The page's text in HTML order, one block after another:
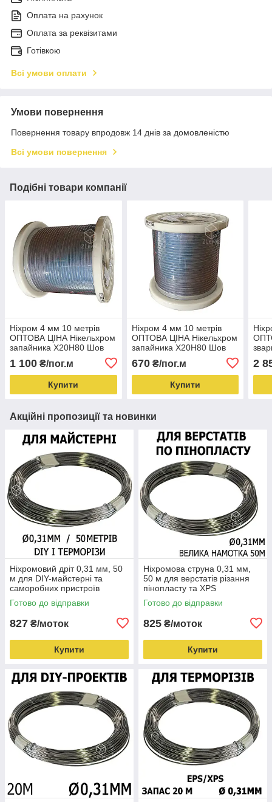
Оплата на рахунок
Оплата за реквізитами
Готівкою
Всі умови оплати
Умови повернення
Повернення товару впродовж 14 днів за домовленістю
Всі умови повернення
Подібні товари компанії
Ніхром 4 мм 10 метрів
ОПТОВА ЦІНА Нікельхром
запайника Х20Н80 Шов
1 100 ₴/пог.м
Купити
Ніхром 4 мм 10 метрів
ОПТОВА ЦІНА Нікельхром
запайника Х20Н80 Шов
670₴/пог.м
Купити
2
Акційні пропозиції та новинки
Ніхромовий дріт 0,31 мм, 50
м для DIY-майстерні та
саморобних пристроїв
Готово до відправки
827 ₴/моток
Купити
Ніхромова струна 0,31 мм,
50 м для верстатів різання
пінопласту та XPS
Готово до відправки
825 ₴/моток
Купити